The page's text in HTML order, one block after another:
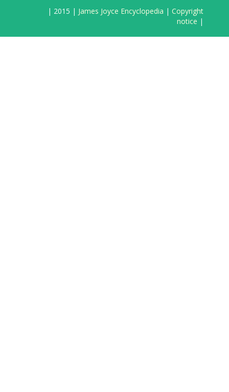
| 2015 | James Joyce Encyclopedia | Copyright
notice |